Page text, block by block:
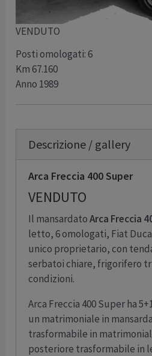
VENDUTO
Posti omologati: 6
Km 67.160
Anno 1989
Descrizione / gallery
Arca Freccia 400 Super
VENDUTO
Il mansardatoArca Freccia
letto, 6 omologati, Fiat
unico proprietario, con
serbatoi chiare, frigorifero
condizioni.
Arca Freccia 400 Super ha
un matrimoniale in
trasformabile in
posteriore trasformabile in